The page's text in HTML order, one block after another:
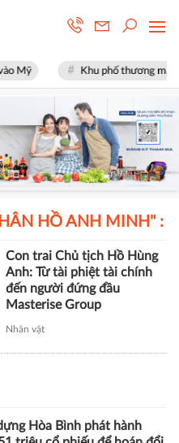
Khu phố thương mại
HỒ ANH MINH" :
Con trai Chủ tịch Hồ Hùng
Anh: Từ tài phiệt tài chính
đến người đứng đầu
Nhân vật
Hòa Bình phát hành
triệu cổ phiếu để hoán đổi
tỷ đồng nợ
báo lãi 912 tỷ đồng,
thu tài chính hơn 1.700 tỷ